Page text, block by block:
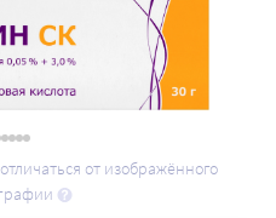
от изображённого